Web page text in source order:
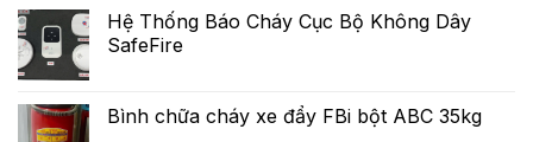
Hệ Thống Báo Cháy Cục Bộ Không Dây
SafeFire
Bình chữa cháy xe đẩy FBi bột ABC 35kg